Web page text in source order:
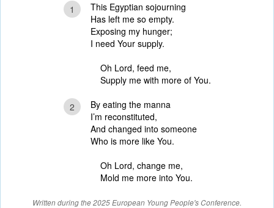
1
This Egyptian sojourning
Has left me so empty.
Exposing my hunger;
I need Your supply.
Oh Lord, feed me,
Supply me with more of You.
2
By eating the manna
I’m reconstituted,
And changed into someone
Who is more like You.
Oh Lord, change me,
Mold me more into You.
Written during the 2025 European Young People's Conference.